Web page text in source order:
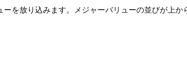
を放り込みます。メジャーバリューの並びが上